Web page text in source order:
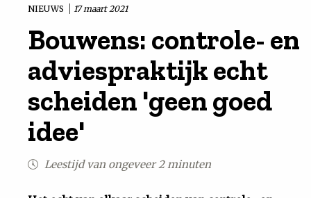
Vaktechniek
Achtergrond
Uit
NIEUWS 17 maart 2021
Bouwens: controle- en
adviespraktijk echt
scheiden 'geen goed
idee'
Leestijd van ongeveer 2 minuten